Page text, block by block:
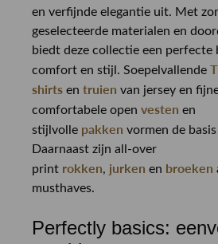
en verfijnde elegantie uit. Met
geselecteerde materialen en
biedt deze collectie een perfecte
comfort en stijl. Soepelvallende
shirts en truien van jersey en
comfortabele open vesten en
stijlvolle pakken vormen de
Daarnaast zijn all-over
print rokken, jurken en broeken
musthaves.
Perfectly basics: